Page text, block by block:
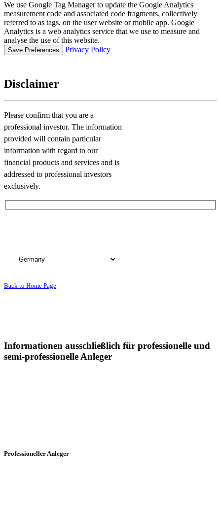
We use Google Tag Manager to update the Google Analytics
measurement code and associated code fragments, collectively
referred to as tags, on the user website or mobile app. Google
Analytics is a web analytics service that we use to measure and
analyse the use of this website.
Privacy Policy
Disclaimer
Please confirm that you are a
professional investor. The information
provided will contain particular
information with regard to our
financial products and services and is
addressed to professional investors
exclusively.
Back to Home Page
Informationen ausschließlich für professionelle und
semi-professionelle Anleger
Professioneller Anleger